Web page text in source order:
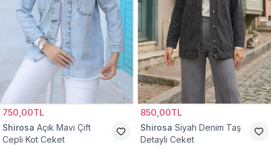
750,00TL
Shirosa Açık Mavi Çift
Cepli Kot Ceket
850,00TL
Shirosa Siyah Denim Taş
Detaylı Ceket